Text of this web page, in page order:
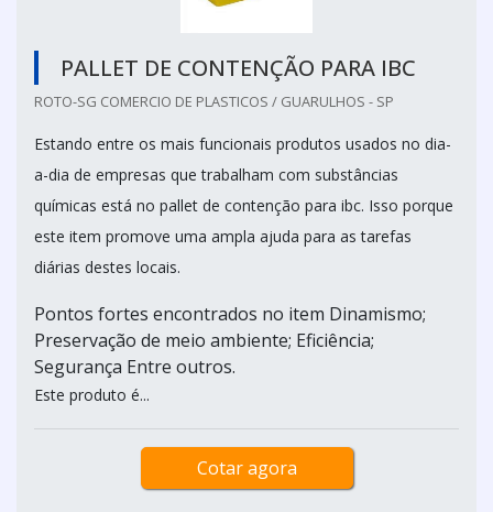
PALLET DE CONTENÇÃO PARA IBC
ROTO-SG COMERCIO DE PLASTICOS / GUARULHOS - SP
Estando entre os mais funcionais produtos usados no dia-
a-dia de empresas que trabalham com substâncias
químicas está no pallet de contenção para ibc. Isso porque
este item promove uma ampla ajuda para as tarefas
diárias destes locais.
Pontos fortes encontrados no item Dinamismo;
Preservação de meio ambiente; Eficiência;
Segurança Entre outros.
Este produto é...
Cotar agora